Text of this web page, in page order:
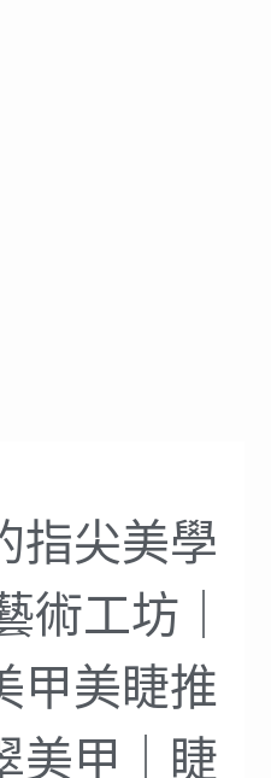
指尖美學
工坊｜
甲美睫推
美甲｜睫